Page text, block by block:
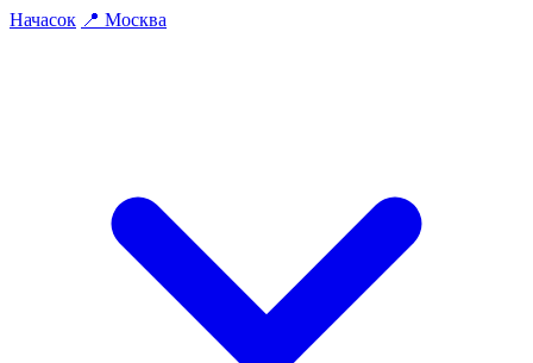
Начасок 📍 Москва